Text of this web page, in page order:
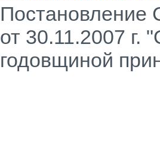
Постановление
от 30.11.2007 г.
годовщиной